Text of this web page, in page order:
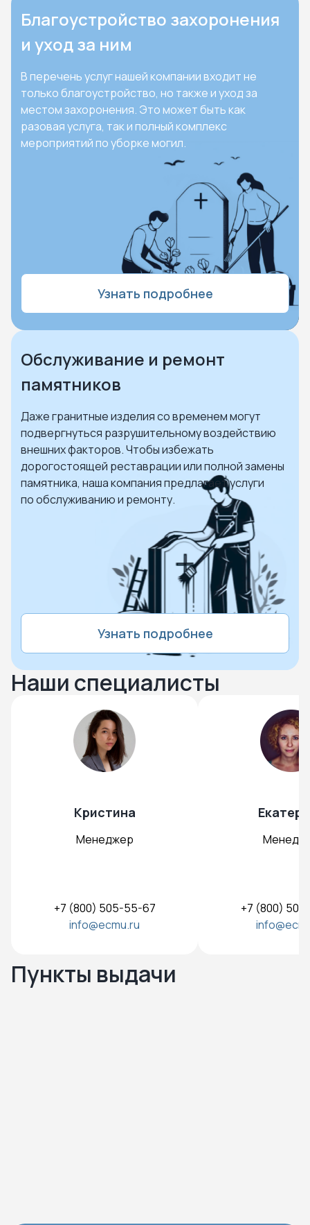
Благоустройство захоронения
и уход за ним
В перечень услуг нашей компании входит не
только благоустройство, но также и уход за
местом захоронения. Это может быть как
разовая услуга, так и полный комплекс
мероприятий по уборке могил.
Узнать подробнее
Обслуживание и ремонт
памятников
Даже гранитные изделия со временем могут
подвергнуться разрушительному воздействию
внешних факторов. Чтобы избежать
дорогостоящей реставрации или полной замены
памятника, наша компания предлагает услуги
по обслуживанию и ремонту.
Узнать подробнее
Наши специалисты
Кристина
Менеджер
+7 (800) 505-55-67
info@ecmu.ru
+7 (800)
Пункты выдачи
Нажмите чтобы посмотреть карту